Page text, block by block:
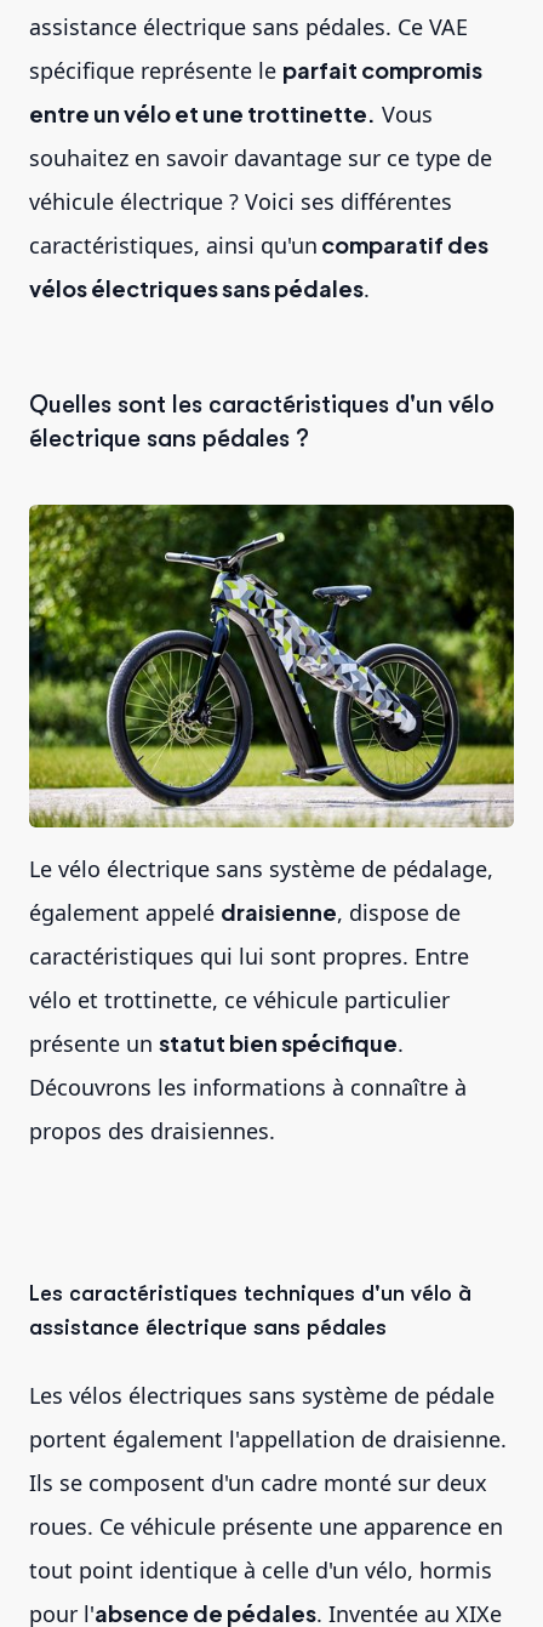
assistance électrique sans pédales. Ce VAE
spécifique représente le parfait compromis
entre un vélo et une trottinette. Vous
souhaitez en savoir davantage sur ce type de
véhicule électrique ? Voici ses différentes
caractéristiques, ainsi qu'un comparatif des
vélos électriques sans pédales.
Quelles sont les caractéristiques d'un vélo
électrique sans pédales ?
Le vélo électrique sans système de pédalage,
également appelé draisienne, dispose de
caractéristiques qui lui sont propres. Entre
vélo et trottinette, ce véhicule particulier
présente un statut bien spécifique.
Découvrons les informations à connaître à
propos des draisiennes.
Les caractéristiques techniques d'un vélo à
assistance électrique sans pédales
Les vélos électriques sans système de pédale
portent également l'appellation de draisienne.
Ils se composent d'un cadre monté sur deux
roues. Ce véhicule présente une apparence en
tout point identique à celle d'un vélo, hormis
pour l'absence de pédales. Inventée au XIXe